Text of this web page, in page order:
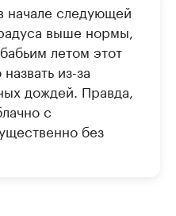
начале следующей
выше нормы,
летом этот
из-за
дождей. Правда,
с
без